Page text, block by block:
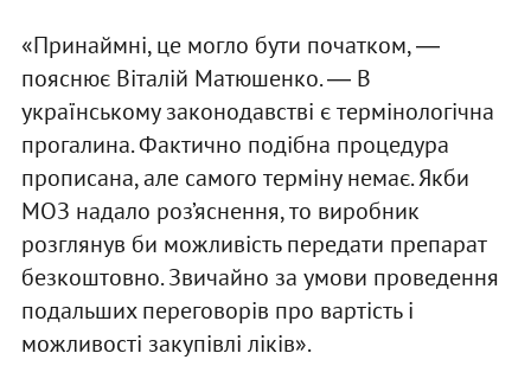
«Принаймні, це могло бути початком, ―
пояснює Віталій Матюшенко. ― В
українському законодавстві є термінологічна
прогалина. Фактично подібна процедура
прописана, але самого терміну немає. Якби
МОЗ надало роз’яснення, то виробник
розглянув би можливість передати препарат
безкоштовно. Звичайно за умови проведення
подальших переговорів про вартість і
можливості закупівлі ліків».